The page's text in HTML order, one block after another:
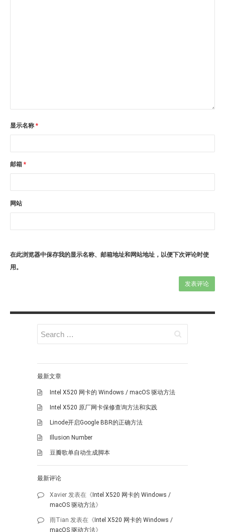
显示名称 *
邮箱 *
网站
在此浏览器中保存我的显示名称、邮箱地址和网站地址，以便下次评论时使
用。
最新文章
Intel X520 网卡的 Windows / macOS 驱动方法
Intel X520 原厂网卡保修查询方法和实践
Linode开启Google BBR的正确方法
Illusion Number
豆瓣歌单自动生成脚本
最新评论
Xavier 发表在《Intel X520 网卡的 Windows /
macOS 驱动方法》
雨Tian 发表在《Intel X520 网卡的 Windows /
macOS 驱动方法》